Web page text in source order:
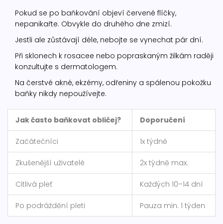
Pokud se po baňkování objeví červené flíčky,
nepanikařte. Obvykle do druhého dne zmizí.
Jestli ale zůstávají déle, nebojte se vynechat pár dní.
Při sklonech k rosacee nebo popraskaným žilkám raději
konzultujte s dermatologem.
Na čerstvé akné, ekzémy, odřeniny a spálenou pokožku
baňky nikdy nepoužívejte.
Jak často baňkovat obličej? Doporučení
Začátečníci 1x týdně
Zkušenější uživatelé 2x týdně max.
Citlivá pleť Každých 10–14 dní
Po podráždění pleti Pauza min. 1 týden